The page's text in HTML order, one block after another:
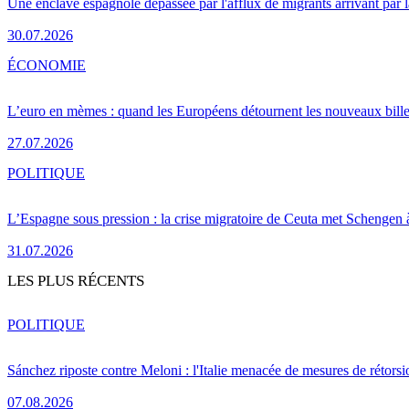
Une enclave espagnole dépassée par l'afflux de migrants arrivant par
30.07.2026
L’euro en mèmes : quand les Européens détournent les nouveaux
27.07.2026
ÉCONOMIE
L’Espagne sous pression : la crise migratoire de Ceuta met Schengen
31.07.2026
POLITIQUE
LES PLUS RÉCENTS
Sánchez riposte contre Meloni : l'Italie menacée de mesures de
07.08.2026
POLITIQUE